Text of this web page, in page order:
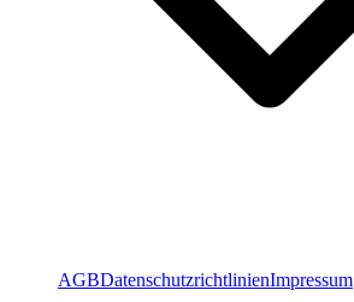
AGBDatenschutzrichtlinienImpressum